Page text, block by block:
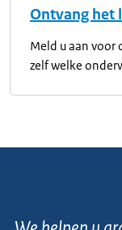
Ontvang het
Meld u aan voor
zelf welke